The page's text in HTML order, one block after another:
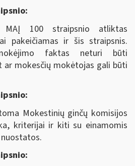
100 straipsnio atliktas
pakeičiamas ir šis straipsnis.
faktas neturi būti
ar mokesčių mokėtojas gali būti
Mokestinių ginčų komisijos
kriterijai ir kiti su einamomis